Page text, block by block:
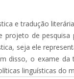
e tradução literária
projeto de
seja ele
disso, o exame
linguísticas do